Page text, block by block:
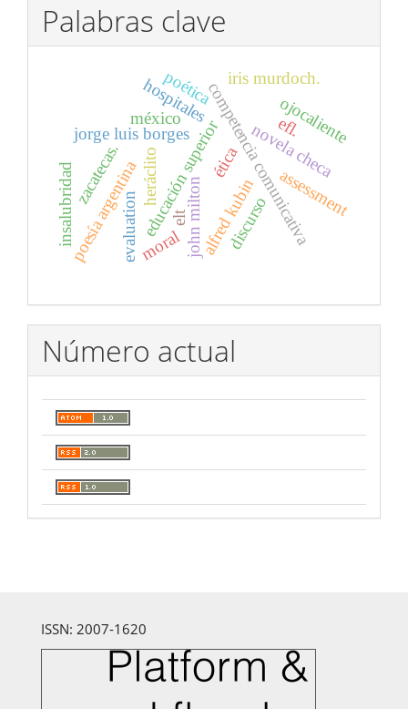
Palabras clave
discurso
competencia comunicativa
educación superior
jorge luis borges
heráclito
john milton
poesía argentina ética
moral
méxico
alfred kubin
novela checa
assessment
evaluation elt
efl.
ojocaliente
zacatecas.
hospitales
insalubridad
poética iris murdoch.
Número actual
ISSN: 2007-1620